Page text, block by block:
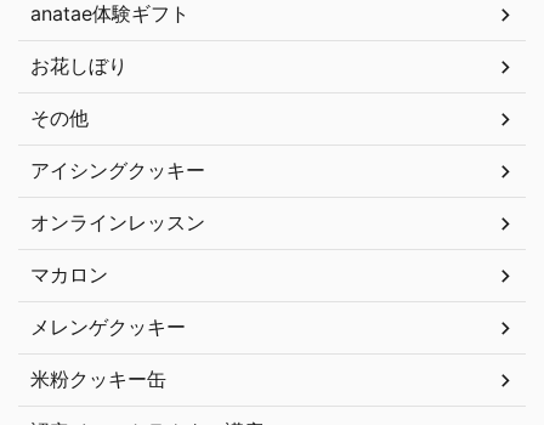
anatae体験ギフト
お花しぼり
その他
アイシングクッキー
オンラインレッスン
マカロン
メレンゲクッキー
米粉クッキー缶